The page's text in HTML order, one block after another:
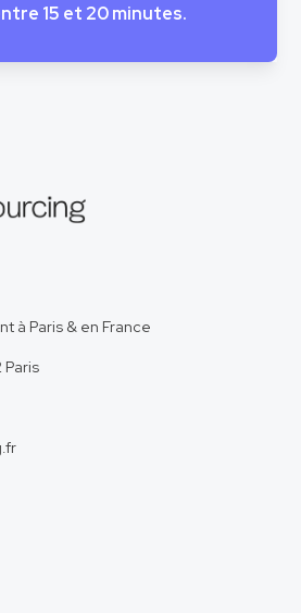
15 et 20 minutes.
à Paris & en France
Paris